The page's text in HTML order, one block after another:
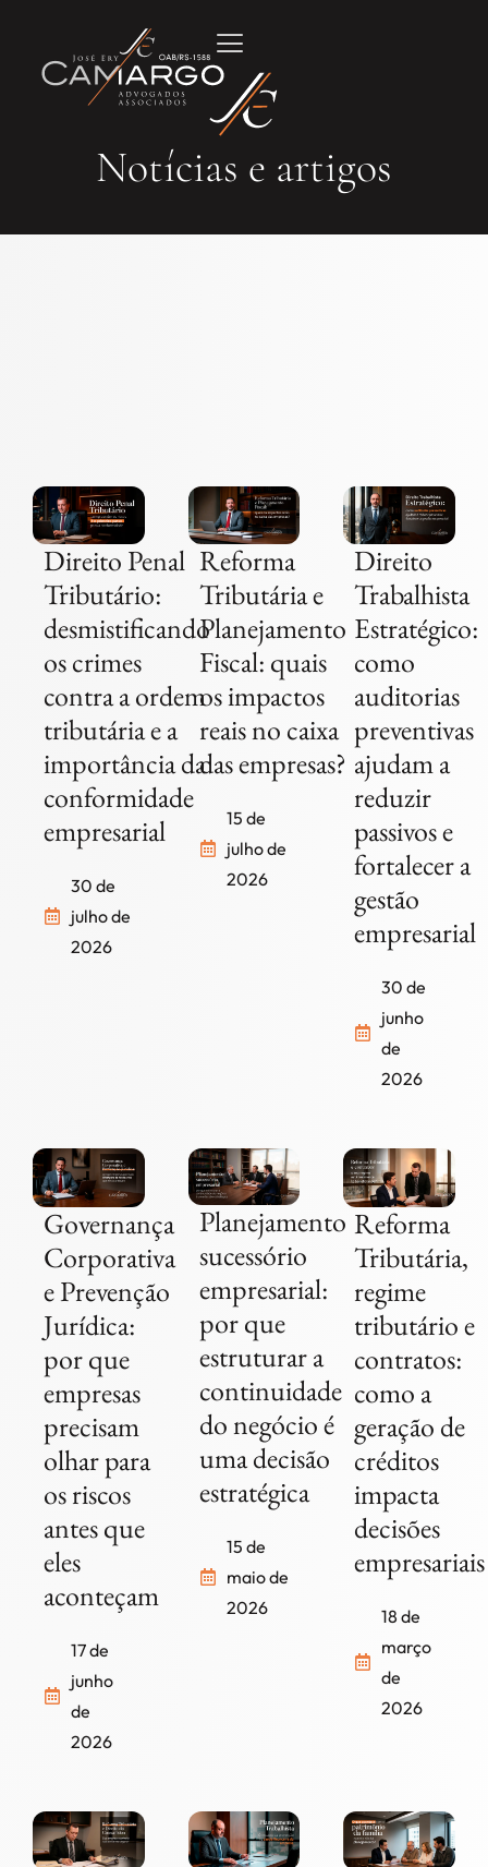
Notícias e artigos
Direito Penal
Tributário:
desmistificando
os crimes
contra a ordem
tributária e a
importância da
conformidade
empresarial
30 de
julho de
2026
Reforma
Tributária e
Planejamento
Fiscal: quais
os impactos
reais no caixa
das empresas?
15 de
julho de
2026
Direito
Trabalhista
Estratégico:
como
auditorias
preventivas
ajudam a
reduzir
passivos e
fortalecer a
gestão
empresarial
30 de
junho
de
2026
Governança
Corporativa
e Prevenção
Jurídica:
por que
empresas
precisam
olhar para
os riscos
antes que
eles
aconteçam
17 de
junho
de
2026
Planejamento
sucessório
empresarial:
por que
estruturar a
continuidade
do negócio é
uma decisão
estratégica
15 de
maio de
2026
Reforma
Tributária,
regime
tributário e
contratos:
como a
geração de
créditos
impacta
decisões
empresariais
18 de
março
de
2026